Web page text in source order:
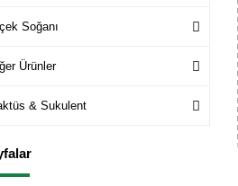
Soğanı
Ürünler
& Sukulent